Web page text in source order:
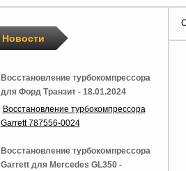
Новости
Восстановление турбокомпрессора
для Форд Транзит - 18.01.2024
Восстановление турбокомпрессора
Garrett 787556-0024
Восстановление турбокомпрессора
Garrett для Mercedes GL350 -